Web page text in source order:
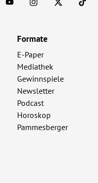
Formate
E-Paper
Mediathek
Gewinnspiele
Newsletter
Podcast
Horoskop
Pammesberger